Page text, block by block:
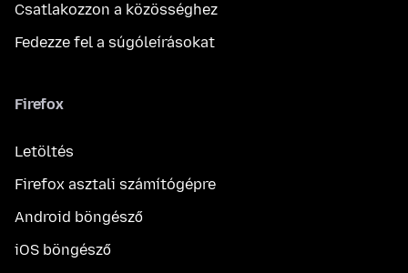
Csatlakozzon a közösséghez
Fedezze fel a súgóleírásokat
Firefox
Letöltés
Firefox asztali számítógépre
Android böngésző
iOS böngésző